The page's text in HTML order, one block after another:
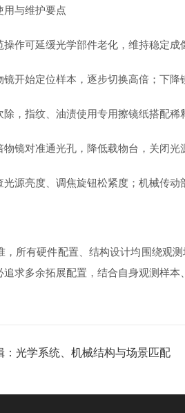
与维护要点
可延缓光学部件老化，维持稳定成
始定位样本，逐步切换高倍；下降
指纹、油渍使用专用擦镜纸搭配稀
对准通光孔，降低载物台，关闭光
亮度、调焦旋钮松紧度；机械传动
有硬件配置、结构设计均围绕观测
求多余拓展配置，结合自身观测样
光学系统、机械结构与场景匹配